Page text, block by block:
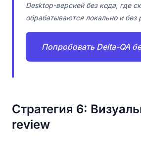
Desktop-версией без кода, где
обрабатываются локально и без
Попробовать Delta-QA
Стратегия 6:
review